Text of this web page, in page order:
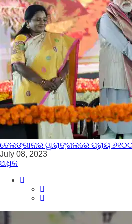
ତେଲଙ୍ଗାନାର ୱାରାଙ୍ଗଲରେ ପ୍ରାୟ
July 08, 2023
ଅଧିକ